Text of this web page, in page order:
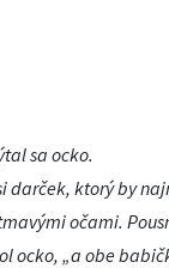
sa ocko.
ktorý by
očami.
ocko, „a obe